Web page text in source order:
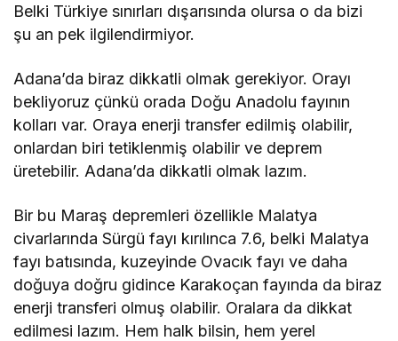
Belki Türkiye sınırları dışarısında olursa o da bizi
şu an pek ilgilendirmiyor.
Adana’da biraz dikkatli olmak gerekiyor. Orayı
bekliyoruz çünkü orada Doğu Anadolu fayının
kolları var. Oraya enerji transfer edilmiş olabilir,
onlardan biri tetiklenmiş olabilir ve deprem
üretebilir. Adana’da dikkatli olmak lazım.
Bir bu Maraş depremleri özellikle Malatya
civarlarında Sürgü fayı kırılınca 7.6, belki Malatya
fayı batısında, kuzeyinde Ovacık fayı ve daha
doğuya doğru gidince Karakoçan fayında da biraz
enerji transferi olmuş olabilir. Oralara da dikkat
edilmesi lazım. Hem halk bilsin, hem yerel